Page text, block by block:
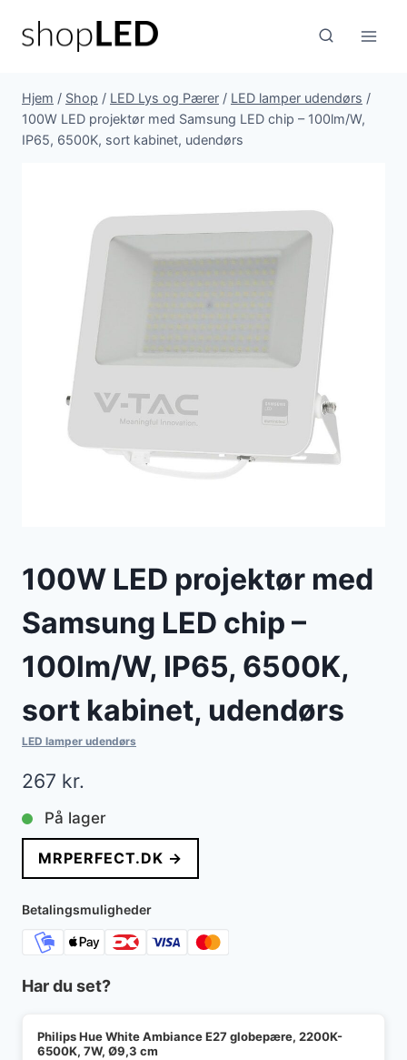
Hjem / Shop / LED Lys og Pærer / LED lamper udendørs /
100W LED projektør med Samsung LED chip – 100lm/W,
IP65, 6500K, sort kabinet, udendørs
100W LED projektør med
Samsung LED chip –
100lm/W, IP65, 6500K,
sort kabinet, udendørs
LED lamper udendørs
267 kr.
På lager
MRPERFECT.DK →
Betalingsmuligheder
Har du set?
Philips Hue White Ambiance E27 globepære, 2200K-
6500K, 7W, Ø9,3 cm